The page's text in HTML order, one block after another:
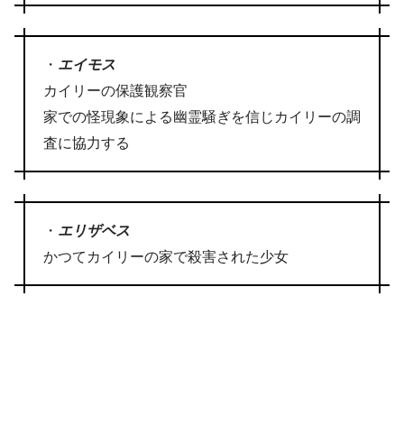
・ エイモス
カイリーの保護観察官
家での怪現象による幽霊騒ぎを信じカイリーの調
査に協力する
・ エリザベス
かつてカイリーの家で殺害された少女